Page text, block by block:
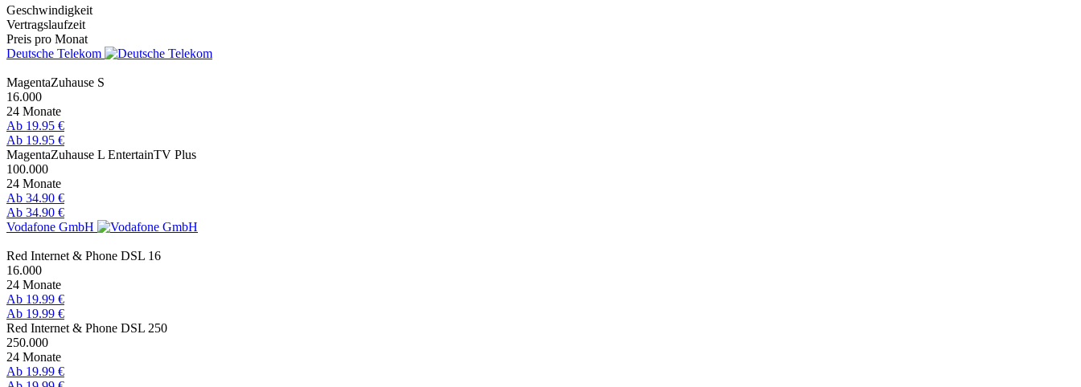
Geschwindigkeit
Vertragslaufzeit
Preis pro Monat
Deutsche Telekom
MagentaZuhause S
16.000
24 Monate
Ab 19.95 €
Ab 19.95 €
MagentaZuhause L EntertainTV Plus
100.000
24 Monate
Ab 34.90 €
Ab 34.90 €
Vodafone GmbH
Red Internet & Phone DSL 16
16.000
24 Monate
Ab 19.99 €
Ab 19.99 €
Red Internet & Phone DSL 250
250.000
24 Monate
Ab 19.99 €